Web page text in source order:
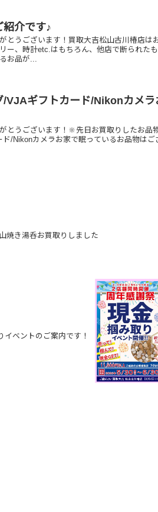
紹介です♪
とうございます！買取大吉松山古川椿店は
ー、時計etc.はもちろん、他店で断られた
お品が...
/VJAギフトカード/Nikonカメラ
とうございます！🔆先日お買取りしたお品
/Nikonカメラお家で眠っているお品物はご
焼き湯呑お買取りしました
イベントのご案内です！